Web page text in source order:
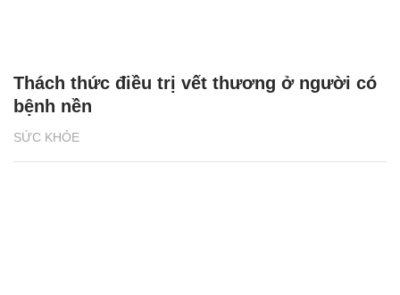
SỨC KHỎE
Thách thức điều trị vết thương ở người có
bệnh nền